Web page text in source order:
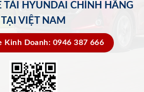
TẢI HYUNDAI CHÍNH HÃNG
TẠI VIỆT NAM
Kinh Doanh: 0946 387 666